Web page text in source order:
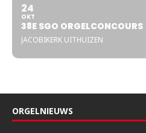
24
OKT
38E SGO ORGELCONCOURS
JACOBIKERK UITHUIZEN
ORGELNIEUWS